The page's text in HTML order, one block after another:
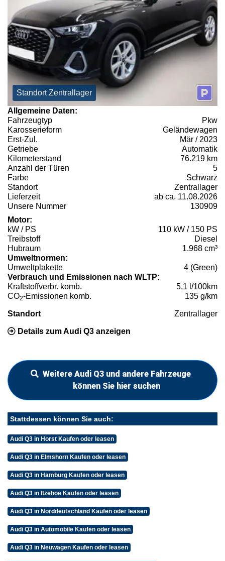
Standort Zentrallager
Allgemeine Daten:
Fahrzeugtyp
Pkw
Karosserieform
Geländewagen
Erst-Zul.
Mär / 2023
Getriebe
Automatik
Kilometerstand
76.219 km
Anzahl der Türen
5
Farbe
Schwarz
Standort
Zentrallager
Lieferzeit
ab ca. 11.08.2026
Unsere Nummer
130909
Motor:
kW / PS
110 kW / 150 PS
Treibstoff
Diesel
Hubraum
1.968 cm³
Umweltnormen:
Umweltplakette
4 (Green)
Verbrauch und Emissionen nach WLTP:
Kraftstoffverbr. komb.
5,1 l/100km
CO2-Emissionen komb. 135 g/km
Standort Zentrallager
Details zum Audi Q3 anzeigen
Weitere Audi Q3 und andere Fahrzeuge
können Sie hier suchen
Stattdessen können Sie auch:
Audi Q3 in Horst Kaufen oder leasen
Audi Q3 in Elmshorn Kaufen oder leasen
Audi Q3 in Hamburg Kaufen oder leasen
Audi Q3 in Itzehoe Kaufen oder leasen
Audi Q3 in Norddeutschland Kaufen oder leasen
Audi Q3 in Automobile Kaufen oder leasen
Audi Q3 in Neuwagen Kaufen oder leasen